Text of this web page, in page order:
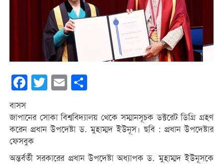
Facebook
Twitter Email
বাসস
জাপানের সোকা বিশ্ববিদ্যালয় থেকে সম্মানসূচক ডক্টরেট ডিগ্রি গ্রহণ
করেন প্রধান উপদেষ্টা ড. মুহাম্মদ ইউনূস। ছবি : প্রধান উপদেষ্টার
ফেসবুক
অন্তর্বর্তী সরকারের প্রধান উপদেষ্টা অধ্যাপক ড. মুহাম্মদ ইউনূসকে